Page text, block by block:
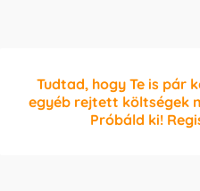
Tudtad, hogy Te is pár
egyéb rejtett költségek
Próbáld ki!